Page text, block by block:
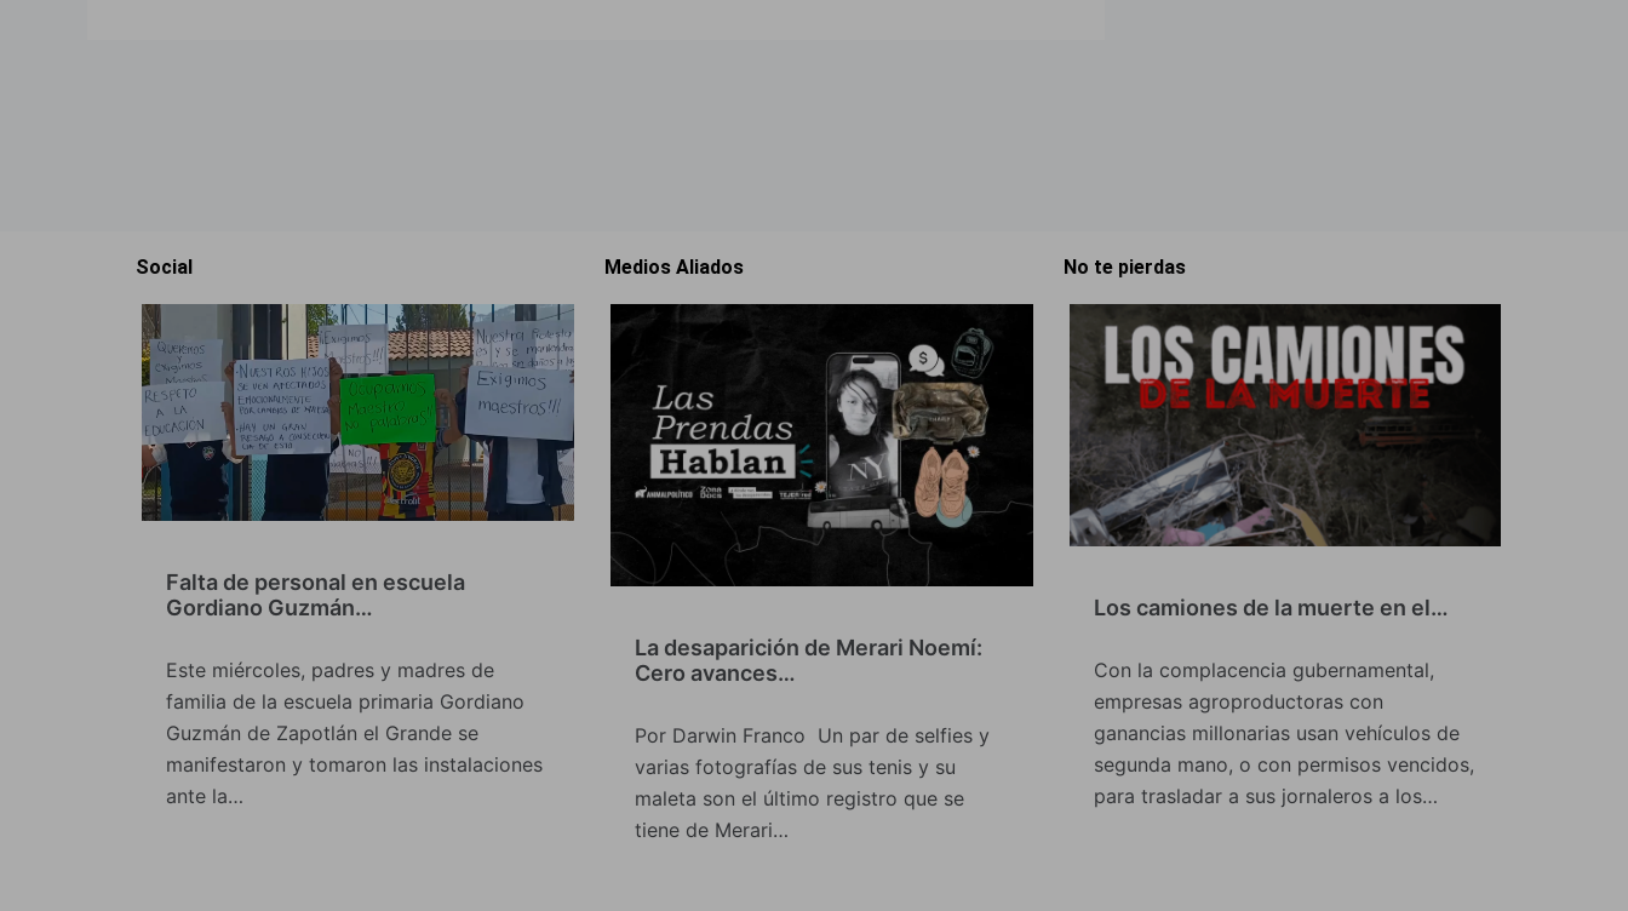
Social
Falta de personal en escuela
Gordiano Guzmán…
Este miércoles, padres y madres de
familia de la escuela primaria Gordiano
Guzmán de Zapotlán el Grande se
manifestaron y tomaron las instalaciones
ante la…
Medios Aliados
La desaparición de Merari Noemí:
Cero avances…
Por Darwin Franco Un par de selfies y
varias fotografías de sus tenis y su
maleta son el último registro que se
tiene de Merari…
No te pierdas
Los camiones de la muerte en el…
Con la complacencia gubernamental,
empresas agroproductoras con
ganancias millonarias usan vehículos de
segunda mano, o con permisos vencidos,
para trasladar a sus jornaleros a los…